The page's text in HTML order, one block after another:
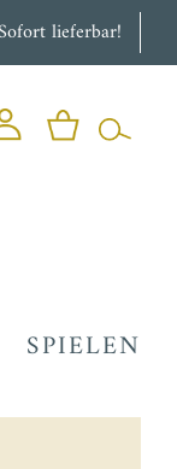
lieferbar!
SPIELEN